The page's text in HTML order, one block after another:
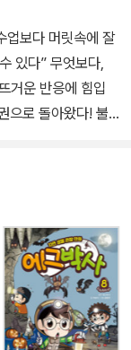
있다” 무엇보다,
으로 돌아왔다! 불친
, 아니 과학적인 효
었다. 왜 땅을 계속
구조’를 통해 보여
를 ‘정전기’ 현상으
적인 호기심을 기
짜 재미를 알려 준